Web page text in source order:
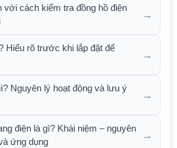
với cách kiểm tra đồng hồ điện
→
Hiểu rõ trước khi lắp đặt để
→
Nguyên lý hoạt động và lưu ý
→
điện là gì? Khái niệm – nguyên
ứng dụng
→